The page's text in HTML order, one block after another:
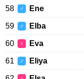
58 ♂ Ene
59 ♂ Elba
60 ♀ Eva
61 ♂ Eliya